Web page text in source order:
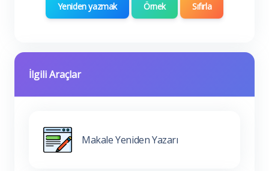
Yeniden yazmak Örnek Sıfırla
İlgili Araçlar
Makale Yeniden Yazarı